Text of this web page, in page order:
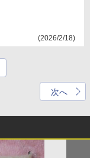
(2026/2/18)
次へ